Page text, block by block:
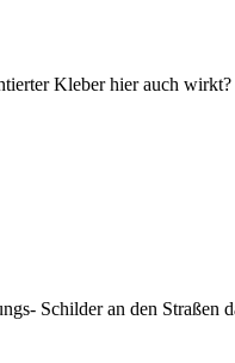
Kleber hier auch wirkt?
Schilder an den Straßen